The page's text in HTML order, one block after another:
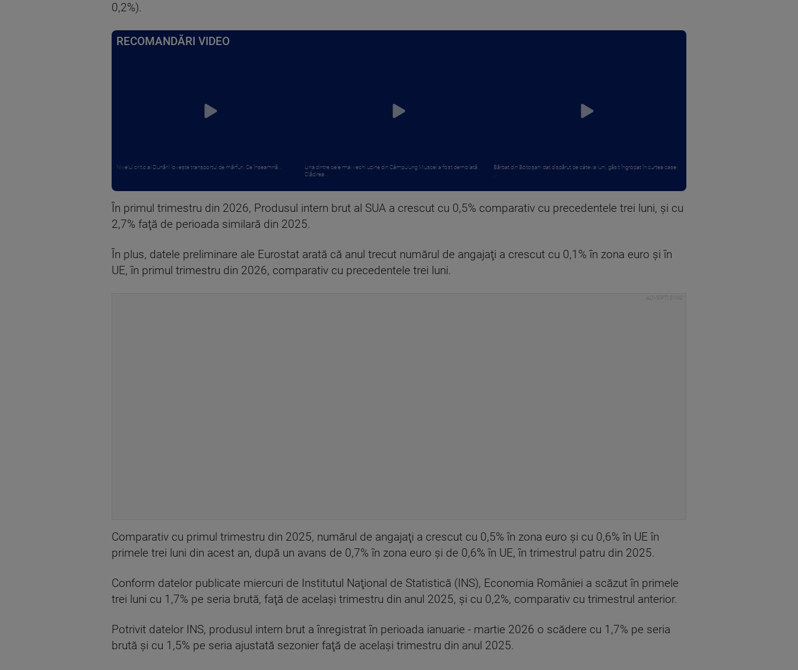
0,2%).
RECOMANDĂRI VIDEO
Nivelul critic al Dunării lovește transportul de mărfuri. Ce înseamnă ...
Una dintre cele mai vechi uzine din Câmpulung Muscel a fost demolată.
Clădirea ...
Bărbat din Botoșani dat dispărut de câteva luni, găsit îngropat în curtea casei
În primul trimestru din 2026, Produsul intern brut al SUA a crescut cu 0,5% comparativ cu precedentele trei luni, şi cu
2,7% faţă de perioada similară din 2025.
În plus, datele preliminare ale Eurostat arată că anul trecut numărul de angajaţi a crescut cu 0,1% în zona euro şi în
UE, în primul trimestru din 2026, comparativ cu precedentele trei luni.
Comparativ cu primul trimestru din 2025, numărul de angajaţi a crescut cu 0,5% în zona euro şi cu 0,6% în UE în
primele trei luni din acest an, după un avans de 0,7% în zona euro şi de 0,6% în UE, în trimestrul patru din 2025.
Conform datelor publicate miercuri de Institutul Naţional de Statistică (INS), Economia României a scăzut în primele
trei luni cu 1,7% pe seria brută, faţă de acelaşi trimestru din anul 2025, şi cu 0,2%, comparativ cu trimestrul anterior.
Potrivit datelor INS, produsul intern brut a înregistrat în perioada ianuarie - martie 2026 o scădere cu 1,7% pe seria
brută şi cu 1,5% pe seria ajustată sezonier faţă de acelaşi trimestru din anul 2025.